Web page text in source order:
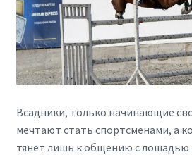
Всадники, только начинающие
мечтают стать спортсменами, а
тянет лишь к общению с лошадью